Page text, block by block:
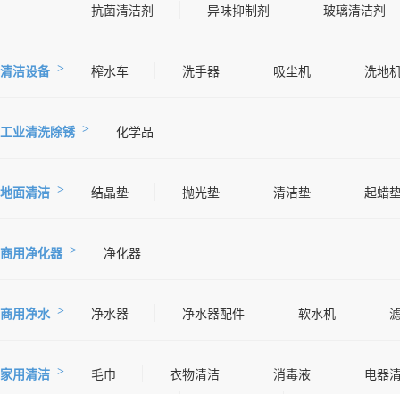
抗菌清洁剂
异味抑制剂 玻璃清洁剂
清洁设备 榨水车 洗手器 吸尘机 洗地
工业清洗除锈 化学品
地面清洁 结晶垫 抛光垫 清洁垫 起蜡
商用净化器 净化器
商用净水 净水器 净水器配件 软水机
家用清洁 毛巾 衣物清洁 消毒液
电器